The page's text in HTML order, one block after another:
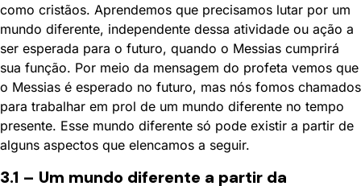
como cristãos. Aprendemos que precisamos lutar por um
mundo diferente, independente dessa atividade ou ação a
ser esperada para o futuro, quando o Messias cumprirá
sua função. Por meio da mensagem do profeta vemos que
o Messias é esperado no futuro, mas nós fomos chamados
para trabalhar em prol de um mundo diferente no tempo
presente. Esse mundo diferente só pode existir a partir de
alguns aspectos que elencamos a seguir.
3.1 – Um mundo diferente a partir da